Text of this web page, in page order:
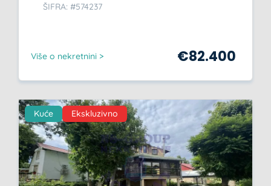
ŠIFRA: #574237
Više o nekretnini > €82.400
Kuće Ekskluzivno